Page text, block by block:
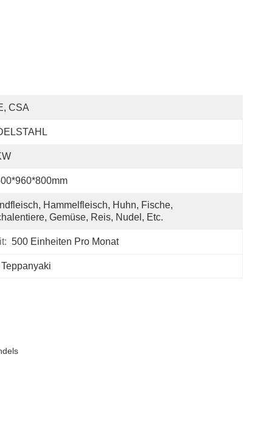
CSA
Hammelfleisch, Huhn, Fische,
Gemüse, Reis, Nudel, Etc.
500 Einheiten Pro Monat